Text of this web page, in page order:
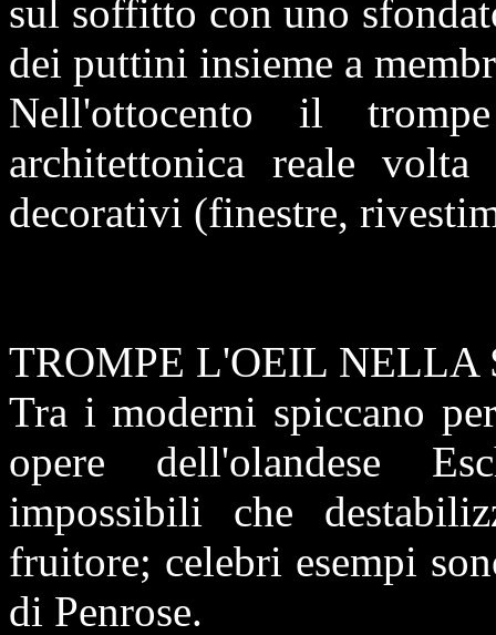
sul soffitto con uno
dei puttini insieme a
Nell'ottocento il
architettonica reale
decorativi (finestre,
TROMPE L'OEIL NELLA
Tra i moderni spiccano
opere dell'olandese
impossibili che
fruitore; celebri esempi
di Penrose.